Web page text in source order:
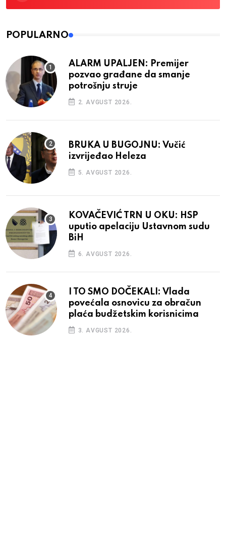
POPULARNO
ALARM UPALJEN: Premijer
pozvao građane da smanje
potrošnju struje
2. AVGUST 2026.
BRUKA U BUGOJNU: Vučić
izvrijeđao Heleza
5. AVGUST 2026.
KOVAČEVIĆ TRN U OKU: HSP
uputio apelaciju Ustavnom sudu
BiH
6. AVGUST 2026.
I TO SMO DOČEKALI: Vlada
povećala osnovicu za obračun
plaća budžetskim korisnicima
3. AVGUST 2026.